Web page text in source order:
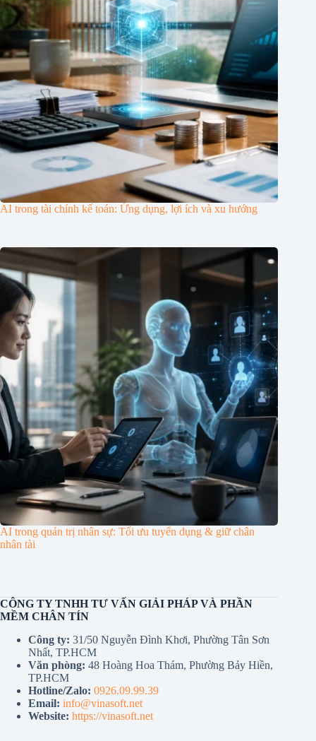
AI trong tài chính kế toán: Ứng dụng, lợi ích và xu hướng
AI trong quản trị nhân sự: Tối ưu tuyển dụng & giữ chân
nhân tài
CÔNG TY TNHH TƯ VẤN GIẢI PHÁP VÀ PHẦN
MỀM CHÂN TÍN
Công ty: 31/50 Nguyễn Đình Khơi, Phường Tân Sơn
Nhất, TP.HCM
Văn phòng: 48 Hoàng Hoa Thám, Phường Bảy Hiền,
TP.HCM
Hotline/Zalo: 0926.09.99.39
Email: info@vinasoft.net
Website: https://vinasoft.net